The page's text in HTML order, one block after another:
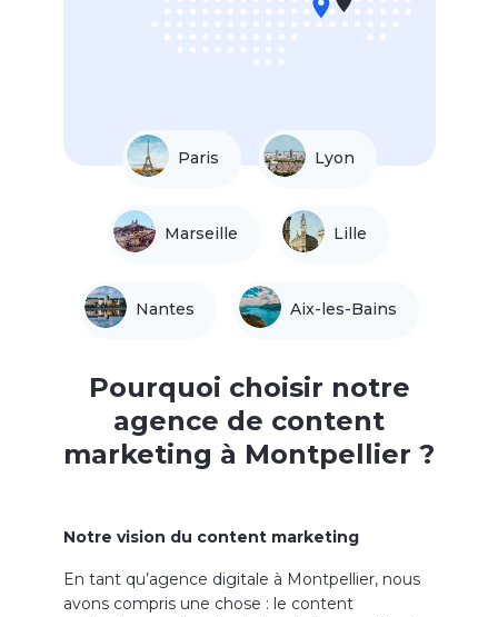
Paris Lyon
Marseille Lille
Nantes Aix-les-Bains
Pourquoi choisir notre
agence de content
marketing à Montpellier ?
Notre vision du content marketing
En tant qu’agence digitale à Montpellier, nous
avons compris une chose : le content